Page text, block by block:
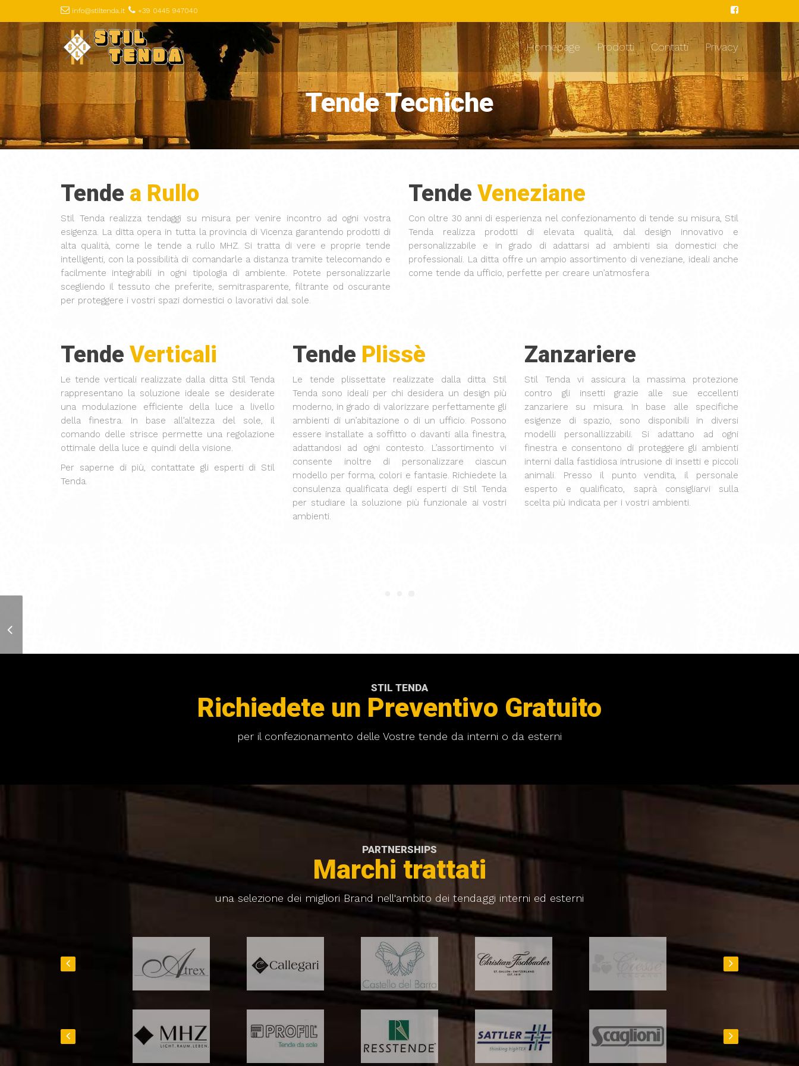
info@stiltenda.it +39 0445 947040
Homepage Prodotti Contatti Privacy
Tende Tecniche
Tende a Rullo
Stil Tenda realizza tendaggi su misura per venire incontro ad ogni vostra
esigenza. La ditta opera in tutta la provincia di Vicenza garantendo prodotti di
alta qualità, come le tende a rullo MHZ. Si tratta di vere e proprie tende
intelligenti, con la possibilità di comandarle a distanza tramite telecomando e
facilmente integrabili in ogni tipologia di ambiente. Potete personalizzarle
scegliendo il tessuto che preferite, semitrasparente, filtrante od oscurante
per proteggere i vostri spazi domestici o lavorativi dal sole.
Tende Veneziane
Con oltre 30 anni di esperienza nel confezionamento di tende su misura, Stil
Tenda realizza prodotti di elevata qualità, dal design innovativo e
personalizzabile e in grado di adattarsi ad ambienti sia domestici che
professionali. La ditta offre un ampio assortimento di veneziane, ideali anche
come tende da ufficio, perfette per creare un’atmosfera
Tende Verticali
Le tende verticali realizzate dalla ditta Stil Tenda
rappresentano la soluzione ideale se desiderate
una modulazione efficiente della luce a livello
della finestra. In base all’altezza del sole, il
comando delle strisce permette una regolazione
ottimale della luce e quindi della visione.
Per saperne di più, contattate gli esperti di Stil
Tenda.
Tende Plissè
Le tende plissettate realizzate dalla ditta Stil
Tenda sono ideali per chi desidera un design più
moderno, in grado di valorizzare perfettamente gli
ambienti di un’abitazione o di un ufficio. Possono
essere installate a soffitto o davanti alla finestra,
adattandosi ad ogni contesto. L’assortimento vi
consente inoltre di personalizzare ciascun
modello per forma, colori e fantasie. Richiedete la
consulenza qualificata degli esperti di Stil Tenda
per studiare la soluzione più funzionale ai vostri
ambienti.
Zanzariere
Stil Tenda vi assicura la massima protezione
contro gli insetti grazie alle sue eccellenti
zanzariere su misura. In base alle specifiche
esigenze di spazio, sono disponibili in diversi
modelli personallizzabili. Si adattano ad ogni
finestra e consentono di proteggere gli ambienti
interni dalla fastidiosa intrusione di insetti e piccoli
animali. Presso il punto vendita, il personale
esperto e qualificato, saprà consigliarvi sulla
scelta più indicata per i vostri ambienti.
STIL TENDA
Richiedete un Preventivo Gratuito
per il confezionamento delle Vostre tende da interni o da esterni
PARTNERSHIPS
Marchi trattati
una selezione dei migliori Brand nell'ambito dei tendaggi interni ed esterni